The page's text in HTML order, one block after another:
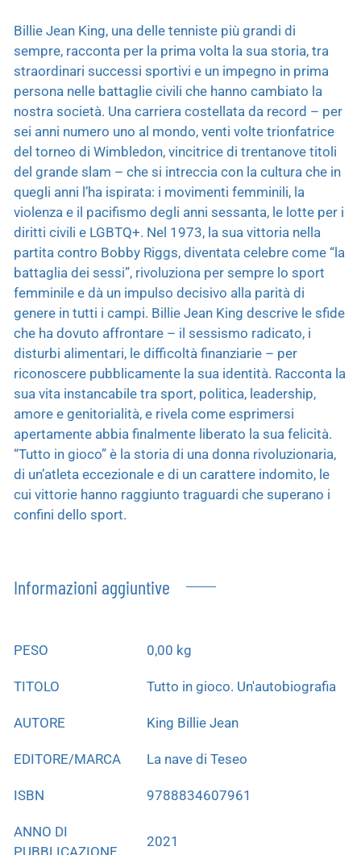
Billie Jean King, una delle tenniste più grandi di
sempre, racconta per la prima volta la sua storia, tra
straordinari successi sportivi e un impegno in prima
persona nelle battaglie civili che hanno cambiato la
nostra società. Una carriera costellata da record – per
sei anni numero uno al mondo, venti volte trionfatrice
del torneo di Wimbledon, vincitrice di trentanove titoli
del grande slam – che si intreccia con la cultura che in
quegli anni l’ha ispirata: i movimenti femminili, la
violenza e il pacifismo degli anni sessanta, le lotte per i
diritti civili e LGBTQ+. Nel 1973, la sua vittoria nella
partita contro Bobby Riggs, diventata celebre come “la
battaglia dei sessi”, rivoluziona per sempre lo sport
femminile e dà un impulso decisivo alla parità di
genere in tutti i campi. Billie Jean King descrive le sfide
che ha dovuto affrontare – il sessismo radicato, i
disturbi alimentari, le difficoltà finanziarie – per
riconoscere pubblicamente la sua identità. Racconta la
sua vita instancabile tra sport, politica, leadership,
amore e genitorialità, e rivela come esprimersi
apertamente abbia finalmente liberato la sua felicità.
“Tutto in gioco” è la storia di una donna rivoluzionaria,
di un’atleta eccezionale e di un carattere indomito, le
cui vittorie hanno raggiunto traguardi che superano i
confini dello sport.
Informazioni aggiuntive
PESO 0,00 kg
TITOLO Tutto in gioco. Un'autobiografia
AUTORE King Billie Jean
EDITORE/MARCA La nave di Teseo
ISBN 9788834607961
ANNO DI
PUBBLICAZIONE
2021